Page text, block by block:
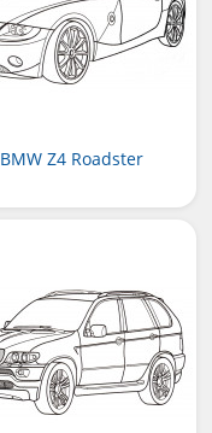
BMW Z4 Roadster